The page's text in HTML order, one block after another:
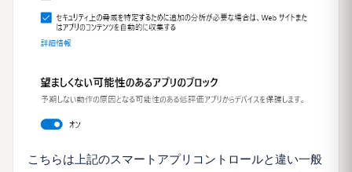
こちらは上記のスマートアプリコントロールと違い一般